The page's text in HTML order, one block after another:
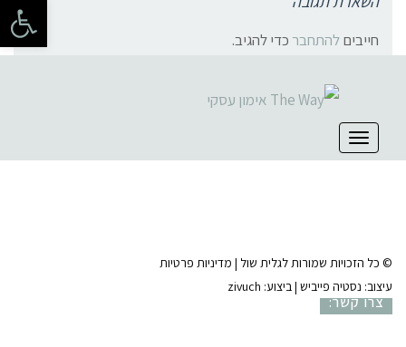
תפריט
חייביםלהתחבר כדי להגיב.
צרו קשר:
© כל הזכויות שמורות לגלית שול | מדיניות פרטיות
עיצוב: נסטיה פייביש | ביצוע: zivuch